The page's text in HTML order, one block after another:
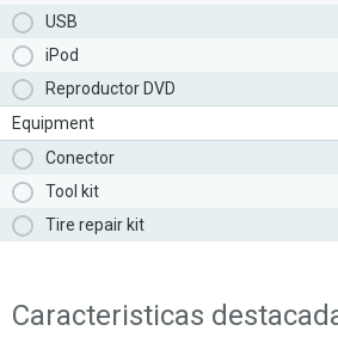
USB
iPod
Reproductor DVD
Equipment
Conector
Tool kit
Tire repair kit
Caracteristicas